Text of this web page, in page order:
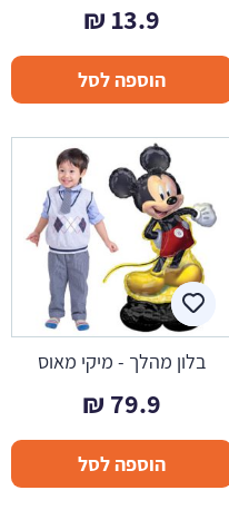
13.9
₪
הוספה לסל
בלון מהלך - מיקי מאוס
79.9
₪
הוספה לסל